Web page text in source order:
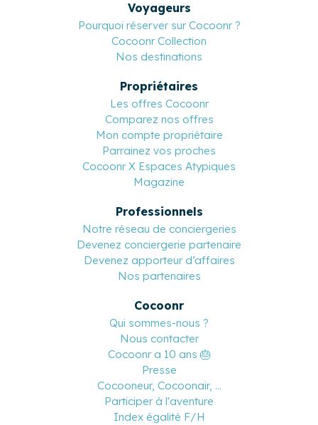
Voyageurs
Pourquoi réserver sur Cocoonr ?
Cocoonr Collection
Nos destinations
Propriétaires
Les offres Cocoonr
Comparez nos offres
Mon compte propriétaire
Parrainez vos proches
Cocoonr X Espaces Atypiques
Magazine
Professionnels
Notre réseau de conciergeries
Devenez conciergerie partenaire
Devenez apporteur d’affaires
Nos partenaires
Cocoonr
Qui sommes-nous ?
Nous contacter
Cocoonr a 10 ans 🎂
Presse
Cocooneur, Cocoonair, ...
Participer à l'aventure
Index égalité F/H